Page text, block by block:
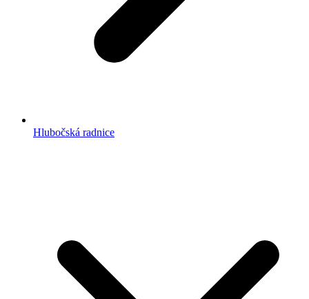
Hlubočská radnice